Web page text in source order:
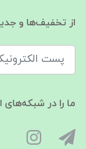
از تخفیف‌ها و
ما را در شبکه‌های